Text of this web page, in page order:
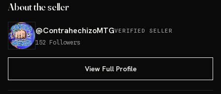
About the seller
@ContrahechizoMTGVERIFIED SELLER
152 Followers
View Full Profile